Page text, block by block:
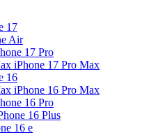
17
Air
17 Pro
iPhone 17 Pro Max
16
iPhone 16 Pro Max
16 Pro
16 Plus
16 e